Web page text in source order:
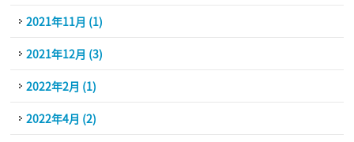
2021年11月 (1)
2021年12月 (3)
2022年2月 (1)
2022年4月 (2)